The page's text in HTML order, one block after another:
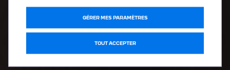
SUV
Breaks
GÉRER MES PARAMÈTRES
TOUT ACCEPTER